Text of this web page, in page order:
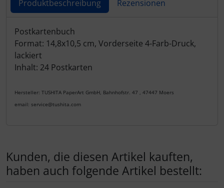
Produktbeschreibung Rezensionen
Produktbeschreibung
Postkartenbuch
Format: 14,8x10,5 cm, Vorderseite 4-Farb-Druck,
lackiert
Inhalt: 24 Postkarten
Hersteller: TUSHITA PaperArt GmbH, Bahnhofstr. 47 , 47447 Moers
email: service@tushita.com
Kunden, die diesen Artikel kauften,
haben auch folgende Artikel bestellt: